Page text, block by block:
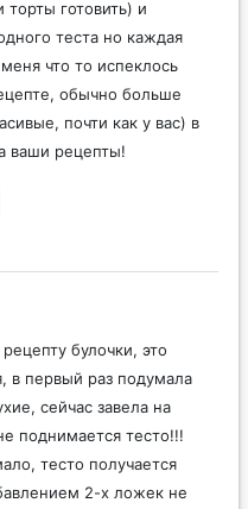
торты готовить) и
теста но каждая
что то испеклось
обычно больше
почти как у вас) в
ваши рецепты!
булочки, это
в первый раз подумала
сейчас завела на
поднимается тесто!!!
тесто получается
2-х ложек не